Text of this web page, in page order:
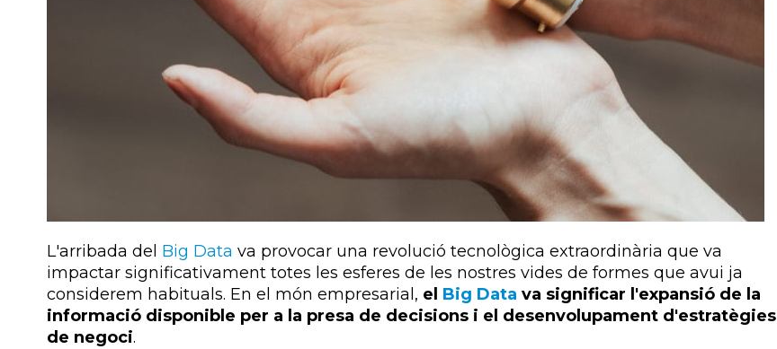
L'arribada del Big Data va provocar una revolució tecnològica extraordinària que va
impactar significativament totes les esferes de les nostres vides de formes que avui ja
considerem habituals. En el món empresarial, el Big Data va significar l'expansió de la
informació disponible per a la presa de decisions i el desenvolupament d'estratègies
de negoci.